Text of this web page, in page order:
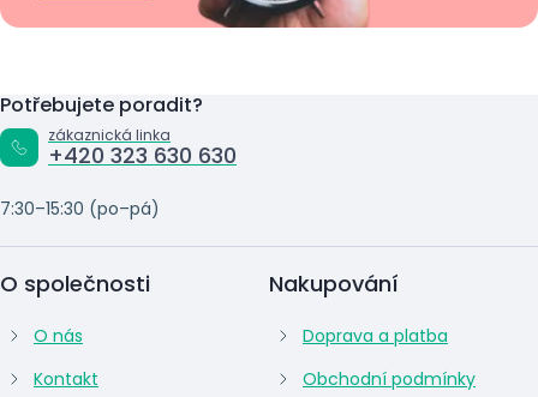
Potřebujete poradit?
zákaznická linka
+420 323 630 630
7:30–15:30 (po–pá)
O společnosti
O nás
Kontakt
Nakupování
Doprava a platba
Obchodní podmínky